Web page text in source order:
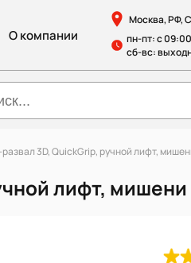
О компании
Москва, РФ,
пн-пт: с
сб-вс:
3D, QuickGrip, ручной лифт,
лифт, мишени